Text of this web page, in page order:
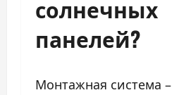
солнечных
панелей?
Монтажная система –